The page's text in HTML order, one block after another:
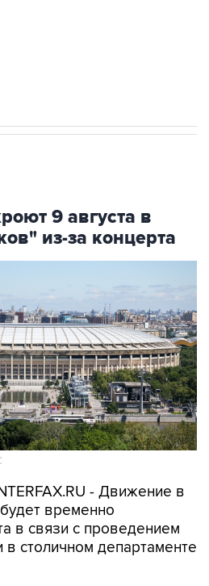
9 августа в
из-за концерта
- Движение в
временно
в связи с проведением
столичном департаменте